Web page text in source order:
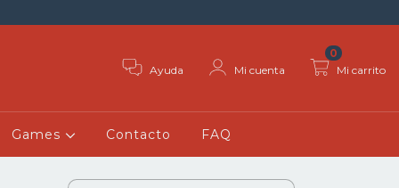
Ayuda Mi cuenta Mi carrito
0
Games Contacto FAQ